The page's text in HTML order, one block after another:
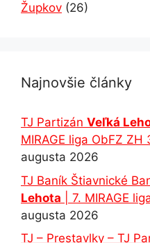
Župkov (26)
Najnovšie články
TJ Partizán Veľká
MIRAGE liga ObFZ ZH
augusta 2026
TJ Baník Štiavnické
Lehota | 7. MIRAGE
augusta 2026
TJ – Prestavlky – TJ